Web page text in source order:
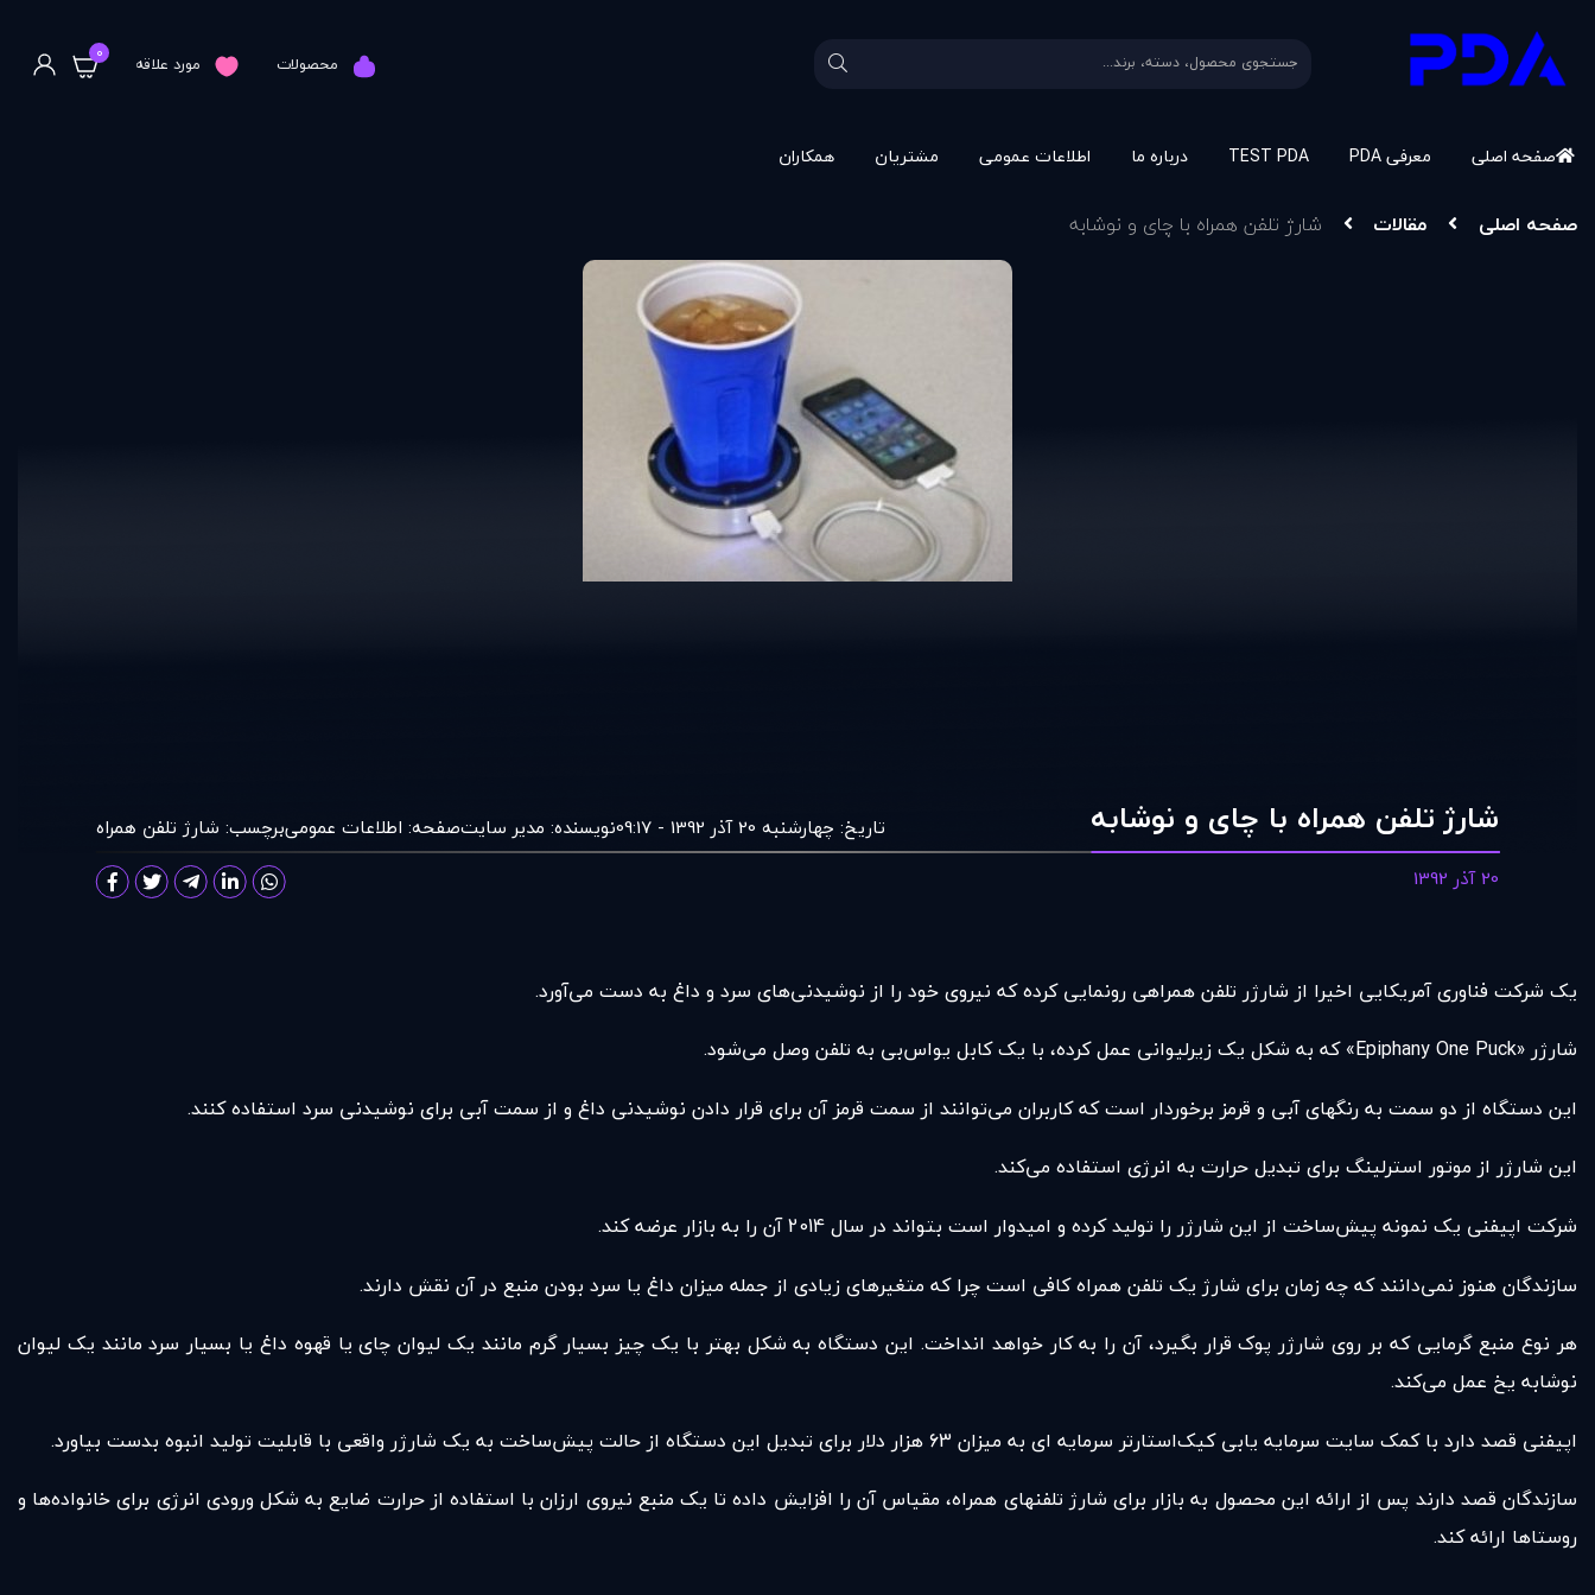
محصولات مورد علاقه 0
صفحه اصلی معرفی PDA TEST PDA درباره ما اطلاعات عمومی مشتريان همکاران
صفحه اصلی مقالات شارژ تلفن همراه با چای و نوشابه
شارژ تلفن همراه با چای و نوشابه تاریخ: چهارشنبه 20 آذر 1392 - 09:17 نویسنده: مدير سايتصفحه: اطلاعات عمومیبرچسب: شارژ تلفن همراه
20 آذر 1392
یک شرکت فناوری آمریکایی اخیرا از شارژر تلفن همراهی رونمایی کرده که نیروی خود را از نوشیدنی‌های سرد و داغ به دست می‌آورد.
شارژر «Epiphany One Puck» که به شکل یک زیرلیوانی عمل کرده، با یک کابل یو‌اس‌بی به تلفن وصل می‌شود.
این دستگاه از دو سمت به رنگهای آبی و قرمز برخوردار است که کاربران می‌توانند از سمت قرمز آن برای قرار دادن نوشیدنی داغ و از سمت آبی برای نوشیدنی سرد استفاده کنند.
این شارژر از موتور استرلینگ برای تبدیل حرارت به انرژی استفاده می‌کند.
شرکت اپیفنی یک نمونه پیش‌ساخت از این شارژر را تولید کرده و امیدوار است بتواند در سال 2014 آن را به بازار عرضه کند.
سازندگان هنوز نمی‌دانند که چه زمان برای شارژ یک تلفن همراه کافی است چرا که متغیرهای زیادی از جمله میزان داغ یا سرد بودن منبع در آن نقش دارند.
هر نوع منبع گرمایی که بر روی شارژر پوک قرار بگیرد، آن را به کار خواهد انداخت. این دستگاه به شکل بهتر با یک چیز بسیار گرم مانند یک لیوان چای یا قهوه داغ یا بسیار سرد مانند یک لیوان
نوشابه یخ عمل می‌کند.
اپیفنی قصد دارد با کمک سایت سرمایه یابی کیک‌استارتر سرمایه ای به میزان 63 هزار دلار برای تبدیل این دستگاه از حالت پیش‌ساخت به یک شارژر واقعی با قابلیت تولید انبوه بدست بیاورد.
سازندگان قصد دارند پس از ارائه این محصول به بازار برای شارژ تلفنهای همراه، مقیاس آن را افزایش داده تا یک منبع نیروی ارزان با استفاده از حرارت ضایع به شکل ورودی انرژی برای خانواده‌ها و
روستاها ارائه کند.